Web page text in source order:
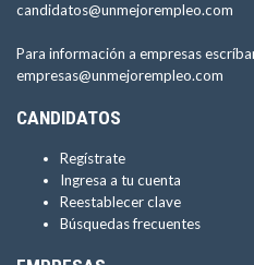
candidatos@unmejorempleo.com
Para información a empresas
empresas@unmejorempleo.com
CANDIDATOS
Regístrate
Ingresa a tu cuenta
Reestablecer clave
Búsquedas frecuentes